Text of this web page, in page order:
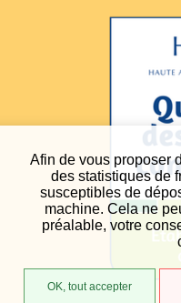
Afin de vous proposer
des statistiques de
susceptibles de
machine. Cela ne
préalable, votre
OK, tout accepter